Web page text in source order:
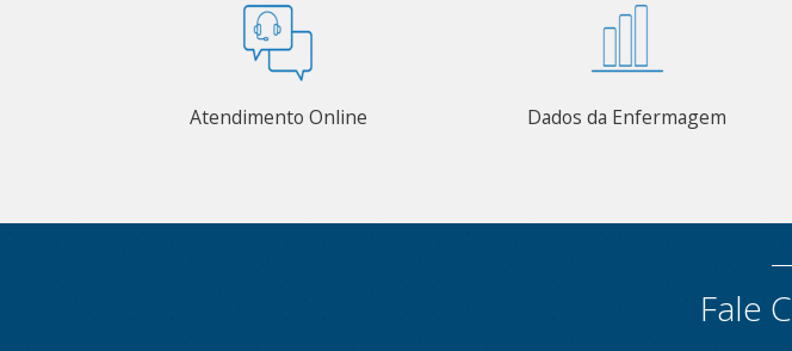
Atendimento Online Dados da Enfermagem
Fale